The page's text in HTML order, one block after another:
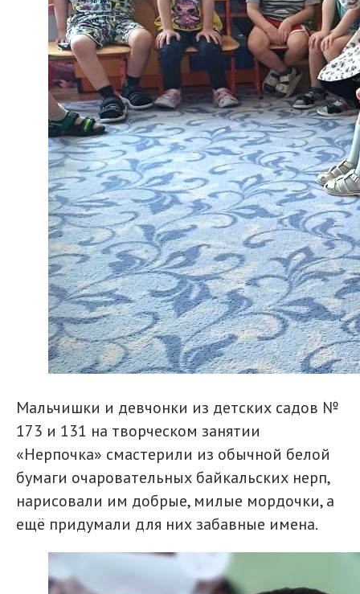
Мальчишки и девчонки из детских садов №
173 и 131 на творческом занятии
«Нерпочка» смастерили из обычной белой
бумаги очаровательных байкальских нерп,
нарисовали им добрые, милые мордочки, а
ещё придумали для них забавные имена.